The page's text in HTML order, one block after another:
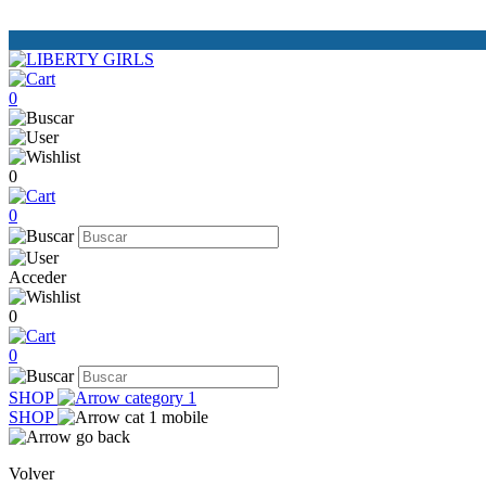
0
0
0
Acceder
0
0
SHOP
SHOP
Volver